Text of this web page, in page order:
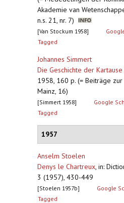
Akademie van
n.s. 21, nr. 7)
[Van Stockum 1958]
Tagged
Johannes Simmert
Die Geschichte der
1958, 160 p. (= Beiträge
Mainz, 16)
[Simmert 1958] Google
Tagged
1957
Anselm Stoelen
Denys le Chartreux, in:
3 (1957), 430-449
[Stoelen 1957b] Google
Tagged